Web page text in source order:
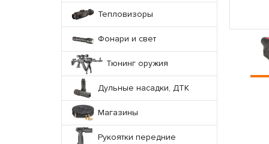
Тепловизоры
Фонари и свет
Тюнинг оружия
Дульные насадки, ДТК
Магазины
Рукоятки передние